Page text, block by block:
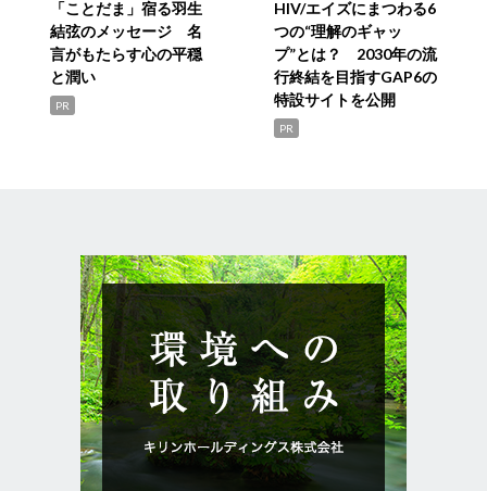
「ことだま」宿る羽生
結弦のメッセージ 名
言がもたらす心の平穏
と潤い
PR
HIV/エイズにまつわる6
つの“理解のギャッ
プ”とは？ 2030年の流
行終結を目指すGAP6の
特設サイトを公開
PR